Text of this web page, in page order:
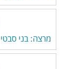
מרצה: בני סבטי